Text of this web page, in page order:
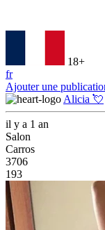
18+
fr
Ajouter une
Alicia 💘
il y a 1 an
Salon
Carros
3706
193